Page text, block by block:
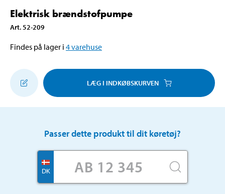
Elektrisk brændstofpumpe
Art. 52-209
Findes på lager i 4varehuse
LÆG I INDKØBSKURVEN
Passer dette produkt til dit køretøj?
DK